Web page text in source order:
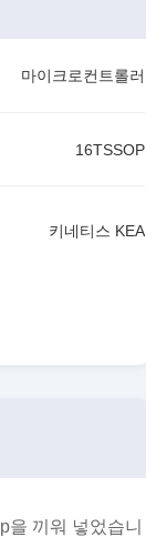
마이크로컨트롤러
16TSSOP
키네티스 KEA
끼워 넣었습니